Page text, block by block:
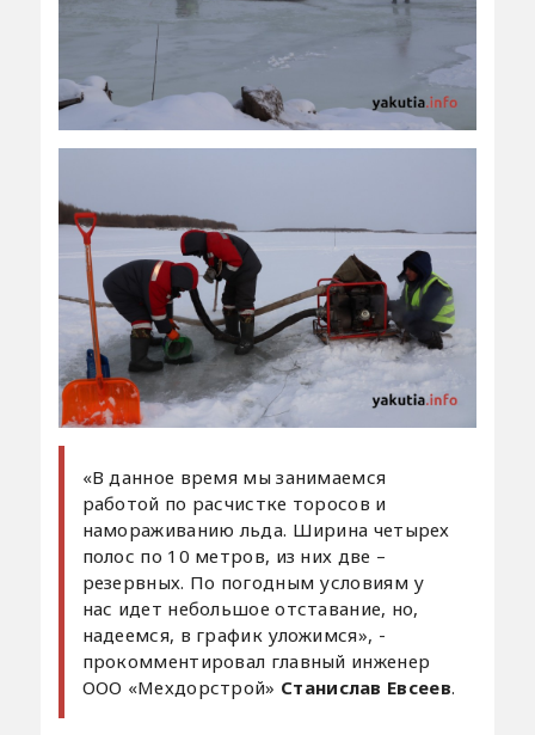
«В данное время мы занимаемся
работой по расчистке торосов и
намораживанию льда. Ширина четырех
полос по 10 метров, из них две –
резервных. По погодным условиям у
нас идет небольшое отставание, но,
надеемся, в график уложимся», -
прокомментировал главный инженер
ООО «Мехдорстрой» Станислав Евсеев.